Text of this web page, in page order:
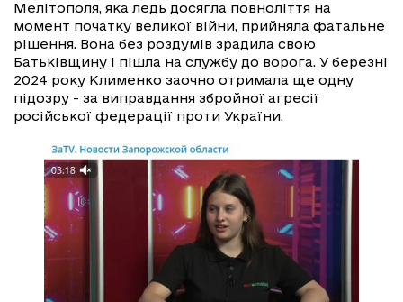
Мелітополя, яка ледь досягла повноліття на
момент початку великої війни, прийняла фатальне
рішення. Вона без роздумів зрадила свою
Батьківщину і пішла на службу до ворога. У березні
2024 року Клименко заочно отримала ще одну
підозру - за виправдання збройної агресії
російської федерації проти України.